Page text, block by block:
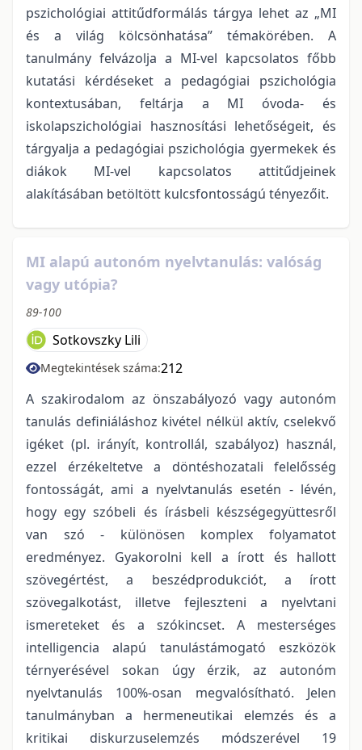
pszichológiai attitűdformálás tárgya lehet az „MI
és a világ kölcsönhatása” témakörében. A
tanulmány felvázolja a MI-vel kapcsolatos főbb
kutatási kérdéseket a pedagógiai pszichológia
kontextusában, feltárja a MI óvoda- és
iskolapszichológiai hasznosítási lehetőségeit, és
tárgyalja a pedagógiai pszichológia gyermekek és
diákok MI-vel kapcsolatos attitűdjeinek
alakításában betöltött kulcsfontosságú tényezőit.
MI alapú autonóm nyelvtanulás: valóság
vagy utópia?
89-100
Sotkovszky Lili
Megtekintések száma:212
A szakirodalom az önszabályozó vagy autonóm
tanulás definiáláshoz kivétel nélkül aktív, cselekvő
igéket (pl. irányít, kontrollál, szabályoz) használ,
ezzel érzékeltetve a döntéshozatali felelősség
fontosságát, ami a nyelvtanulás esetén - lévén,
hogy egy szóbeli és írásbeli készségegyüttesről
van szó - különösen komplex folyamatot
eredményez. Gyakorolni kell a írott és hallott
szövegértést, a beszédprodukciót, a írott
szövegalkotást, illetve fejleszteni a nyelvtani
ismereteket és a szókincset. A mesterséges
intelligencia alapú tanulástámogató eszközök
térnyerésével sokan úgy érzik, az autonóm
nyelvtanulás 100%-osan megvalósítható. Jelen
tanulmányban a hermeneutikai elemzés és a
kritikai diskurzuselemzés módszerével 19